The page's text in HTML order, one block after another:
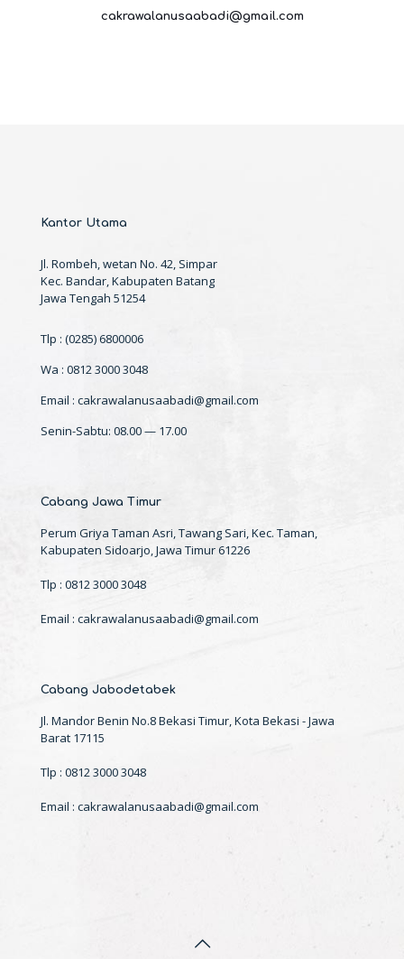
cakrawalanusaabadi@gmail.com
Kantor Utama
Jl. Rombeh, wetan No. 42, Simpar
Kec. Bandar, Kabupaten Batang
Jawa Tengah 51254
Tlp : (0285) 6800006
Wa : 0812 3000 3048
Email : cakrawalanusaabadi@gmail.com
Senin-Sabtu: 08.00 — 17.00
Cabang Jawa Timur
Perum Griya Taman Asri, Tawang Sari, Kec. Taman,
Kabupaten Sidoarjo, Jawa Timur 61226
Tlp : 0812 3000 3048
Email : cakrawalanusaabadi@gmail.com
Cabang Jabodetabek
Jl. Mandor Benin No.8 Bekasi Timur, Kota Bekasi - Jawa
Barat 17115
Tlp : 0812 3000 3048
Email : cakrawalanusaabadi@gmail.com